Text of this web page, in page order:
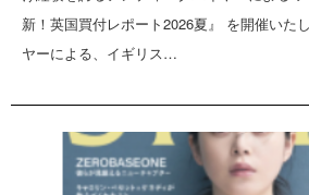
新！英国買付レポート2026夏』 を開催いた
ヤーによる、イギリス…